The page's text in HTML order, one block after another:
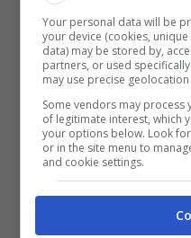
Come arrivare al Monte
vale la pena (credit:
In cima, il tempo
ritrova sospesi tra
da panorami che
Your personal data will be
your device (cookies,
data) may be stored by,
partners, or used
may use precise
Some vendors may
of legitimate interest, which
your options below. Look
or in the site menu to
and cookie settings.